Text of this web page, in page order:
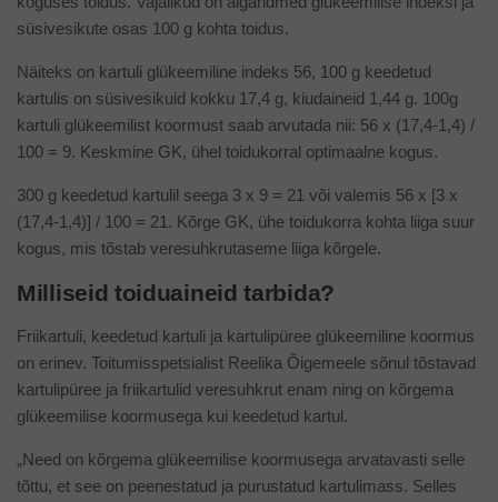
süsivesikute osas 100 g kohta toidus.
Näiteks on kartuli glükeemiline indeks 56, 100 g keedetud
kartulis on süsivesikuid kokku 17,4 g, kiudaineid 1,44 g. 100g
kartuli glükeemilist koormust saab arvutada nii: 56 x (17,4-1,4) /
100 = 9. Keskmine GK, ühel toidukorral optimaalne kogus.
300 g keedetud kartulil seega 3 x 9 = 21 või valemis 56 x [3 x
(17,4-1,4)] / 100 = 21. Kõrge GK, ühe toidukorra kohta liiga suur
kogus, mis tõstab veresuhkrutaseme liiga kõrgele.
Milliseid toiduaineid tarbida?
Friikartuli, keedetud kartuli ja kartulipüree glükeemiline koormus
on erinev. Toitumisspetsialist Reelika Õigemeele sõnul tõstavad
kartulipüree ja friikartulid veresuhkrut enam ning on kõrgema
glükeemilise koormusega kui keedetud kartul.
„Need on kõrgema glükeemilise koormusega arvatavasti selle
tõttu, et see on peenestatud ja purustatud kartulimass. Selles